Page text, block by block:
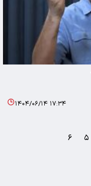
۱۴۰۴/۰۶/۱۴ ۱۷:۳۴
۵ ۶